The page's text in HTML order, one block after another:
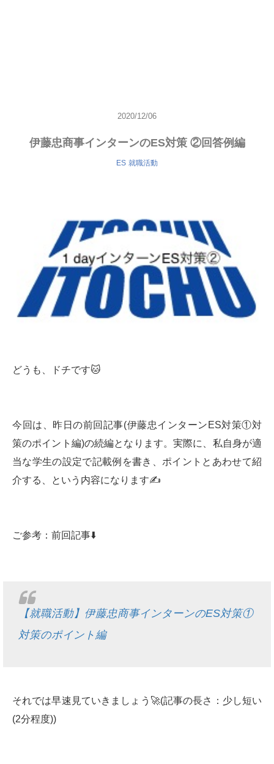
2020/12/06
伊藤忠商事インターンのES対策 ②回答例編
ES 就職活動
どうも、ドチです🐱
今回は、昨日の前回記事(伊藤忠インターンES対策①対
策のポイント編)の続編となります。実際に、私自身が適
当な学生の設定で記載例を書き、ポイントとあわせて紹
介する、という内容になります✍️
ご参考：前回記事⬇️
【就職活動】伊藤忠商事インターンのES対策①
対策のポイント編
それでは早速見ていきましょう🚀(記事の長さ：少し短い
(2分程度))